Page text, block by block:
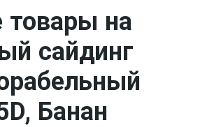
на
сайдинг
Банан